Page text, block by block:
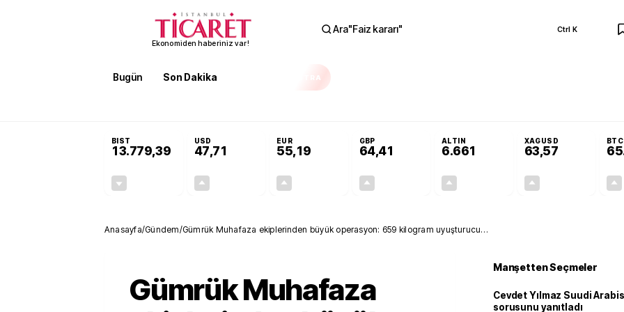
Ekonomiden haberiniz var!
Ara"Faiz kararı" Ctrl K
Bugün Son Dakika EKSTRA
BIST
13.779,39
USD
47,71
EUR
55,19
GBP
64,41
ALTIN
6.661
XAGUSD
63,57
BTC
Anasayfa/Gündem/Gümrük Muhafaza ekiplerinden büyük operasyon: 659 kilogram uyuşturucu
Gümrük Muhafaza
Manşetten Seçmeler
Cevdet Yılmaz Suudi
sorusunu yanıtladı